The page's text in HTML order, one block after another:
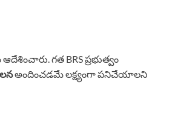
గత BRS ప్రభుత్వం
అందించడమే లక్ష్యంగా పనిచేయాలని